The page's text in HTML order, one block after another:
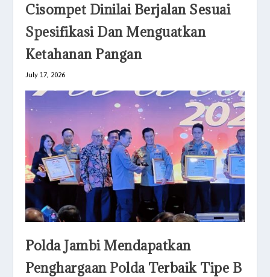
Cisompet Dinilai Berjalan Sesuai
Spesifikasi Dan Menguatkan
Ketahanan Pangan
July 17, 2026
Polda Jambi Mendapatkan
Penghargaan Polda Terbaik Tipe B